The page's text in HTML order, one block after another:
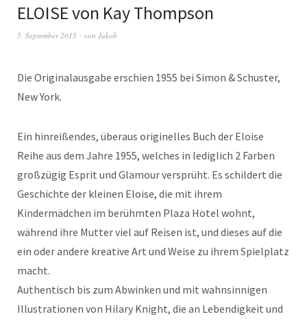
ELOISE von Kay Thompson
5. September 2015 von Jakob
Die Originalausgabe erschien 1955 bei Simon & Schuster,
New York.
Ein hinreißendes, überaus originelles Buch der Eloise
Reihe aus dem Jahre 1955, welches in lediglich 2 Farben
großzügig Esprit und Glamour versprüht. Es schildert die
Geschichte der kleinen Eloise, die mit ihrem
Kindermädchen im berühmten Plaza Hotel wohnt,
während ihre Mutter viel auf Reisen ist, und dieses auf die
ein oder andere kreative Art und Weise zu ihrem Spielplatz
macht.
Authentisch bis zum Abwinken und mit wahnsinnigen
Illustrationen von Hilary Knight, die an Lebendigkeit und